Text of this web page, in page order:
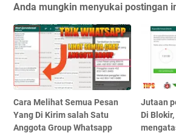
Anda mungkin menyukai postingan
Cara Melihat Semua Pesan
Yang Di Kirim salah Satu
Anggota Group Whatsapp
Jutaan
Di